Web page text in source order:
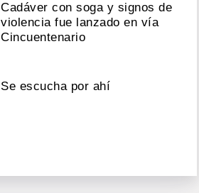
Cadáver con soga y signos de
violencia fue lanzado en vía
Cincuentenario
Se escucha por ahí